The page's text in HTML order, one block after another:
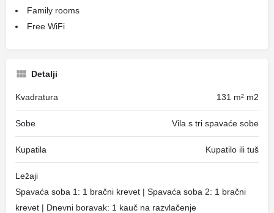
Family rooms
Free WiFi
Detalji
Kvadratura 131 m² m2
Sobe Vila s tri spavaće sobe
Kupatila Kupatilo ili tuš
Ležaji
Spavaća soba 1: 1 bračni krevet | Spavaća soba 2: 1 bračni
krevet | Dnevni boravak: 1 kauč na razvlačenje